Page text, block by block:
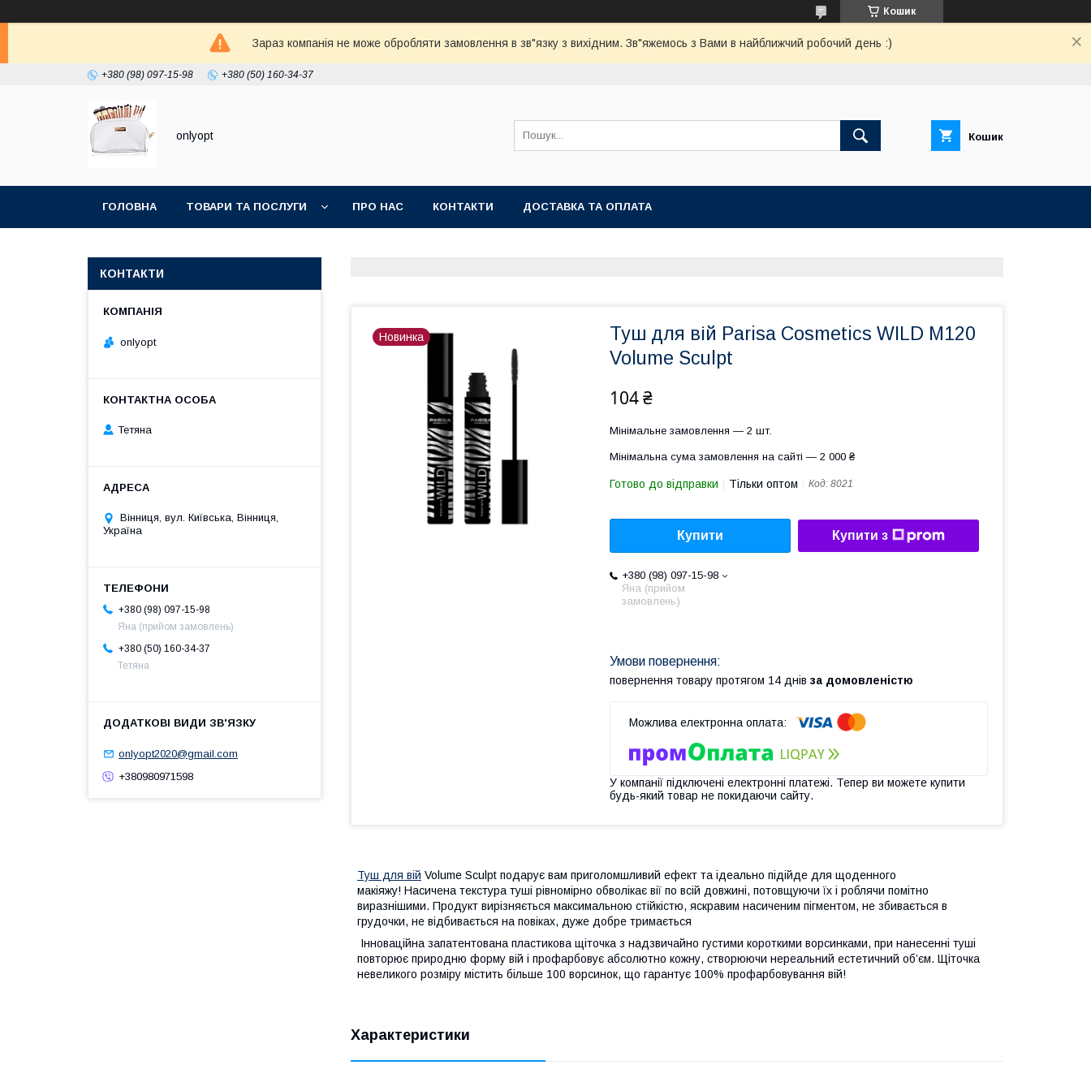
Кошик
Зараз компанія не може обробляти замовлення в зв"язку з вихідним. Зв"яжемось з Вами в найближчий робочий день :)
+380 (98) 097-15-98 +380 (50) 160-34-37
onlyopt Кошик
ГОЛОВНА ТОВАРИ ТА ПОСЛУГИ ПРО НАС КОНТАКТИ ДОСТАВКА ТА ОПЛАТА
Новинка
Туш для вій Parisa Cosmetics WILD М120
Volume Sculpt
104 ₴
Мінімальне замовлення — 2 шт.
Мінімальна сума замовлення на сайті — 2 000 ₴
Готово до відправки Тільки оптом Код: 8021
Купити Купити з
+380 (98) 097-15-98
Яна (прийом
замовлень)
повернення товару протягом 14 днів за домовленістю
У компанії підключені електронні платежі. Тепер ви можете купити
будь-який товар не покидаючи сайту.
Туш для вій Volume Sculpt подарує вам приголомшливий ефект та ідеально підійде для щоденного
макіяжу! Насичена текстура туші рівномірно обволікає вії по всій довжині, потовщуючи їх і роблячи помітно
виразнішими. Продукт вирізняється максимальною стійкістю, яскравим насиченим пігментом, не збивається в
грудочки, не відбивається на повіках, дуже добре тримається
Інноваційна запатентована пластикова щіточка з надзвичайно густими короткими ворсинками, при нанесенні туші
повторює природню форму вій і профарбовує абсолютно кожну, створюючи нереальний естетичний об’єм. Щіточка
невеликого розміру містить більше 100 ворсинок, що гарантує 100% профарбовування вій!
Характеристики
КОНТАКТИ
onlyopt
Тетяна
Вінниця, вул. Київська, Вінниця,
Україна
+380 (98) 097-15-98
Яна (прийом замовлень)
+380 (50) 160-34-37
Тетяна
onlyopt2020@gmail.com
+380980971598